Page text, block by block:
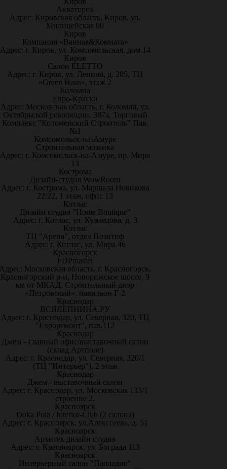
Акватория
Адрес: Кировская область, Киров, ул.
Милицейская 80
Киров
Компания «Ванная&Комната»
Адрес: г. Киров, ул. Комсомольская, дом 14
Киров
Салон ELETTO
Адрес: г. Киров, ул. Ленина, д. 205, ТЦ
«Green Haus», этаж 2
Коломна
Евро-Краски
Адрес: Московская область, г. Коломна, ул.
Октябрьской революции, 387а, Торговый
Комплекс "Коломенский Строитель" Пав.
№1
Комсомольск-на-Амуре
Строительная мозаика
Адрес: г. Комсомольск-на-Амуре, пр. Мира
13
Кострома
Дизайн-студия WowRoom
Адрес: г. Кострома, ул. Маршала Новикова
22/22, 1 этаж, офис 13
Котлас
Дизайн студия "Home Boutique"
Адрес: г. Котлас, ул. Кузнецова, д. 3
Котлас
ТЦ "Арена", отдел Позитиф
Адрес: г. Котлас, ул. Мира 46
Красногорск
FDPmaster
Московская область, г. Красногорск,
Красногорский р-н, Новорижское шоссе, 9
км от МКАД. Строительный двор
«Петровский», павильон Г-2
Краснодар
ВСЯЛЕПНИНА.РУ
Адрес: г. Краснодар, ул. Северная, 320, ТЦ
"Евроремонт", пав.112
Краснодар
Джем - Главный офис/выставочный салон
(склад Артполе)
Адрес: г. Краснодар, ул. Северная, 320/1
(ТЦ "Интерьер"), 2 этаж
Краснодар
Джем - выставочный салон
Адрес: г. Краснодар, ул. Московская 133/1
строение 2.
Красноярск
Doka Pola / Interior-Club (2 салона)
Адрес: г. Красноярск, ул.Алекссеева, д. 51
Красноярск
Архитек дизайн студия
Адрес: г. Красноярск, ул. Бограда 113
Красноярск
Интерьерный салон "Палладио"